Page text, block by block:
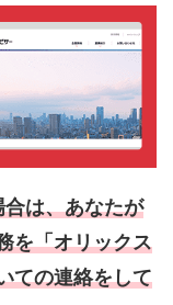
は、あなたが
を「オリックス
ての連絡をして